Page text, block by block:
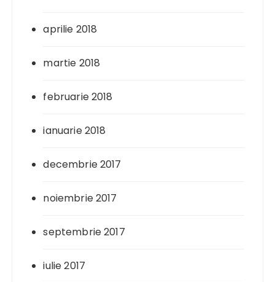
aprilie 2018
martie 2018
februarie 2018
ianuarie 2018
decembrie 2017
noiembrie 2017
septembrie 2017
iulie 2017